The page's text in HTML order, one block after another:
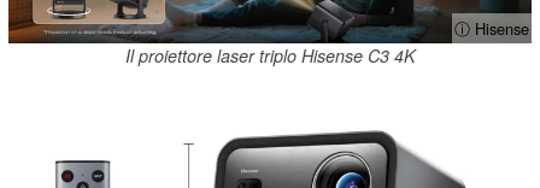
ⓘ Hisense
Il proiettore laser triplo Hisense C3 4K